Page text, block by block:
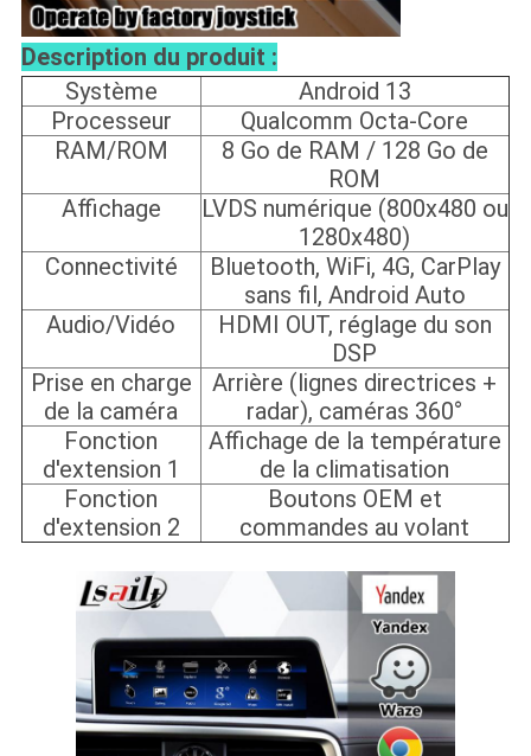
Description du produit :
Système
Android 13
Processeur
Qualcomm Octa-Core
RAM/ROM
8 Go de RAM / 128 Go de
ROM
Affichage
LVDS numérique (800x480 ou
1280x480)
Connectivité
Bluetooth, WiFi, 4G, CarPlay
sans fil, Android Auto
Audio/Vidéo
HDMI OUT, réglage du son
DSP
Prise en charge
de la caméra
Arrière (lignes directrices +
radar), caméras 360°
Fonction
d'extension 1
Affichage de la température
de la climatisation
Fonction
d'extension 2
Boutons OEM et
commandes au volant